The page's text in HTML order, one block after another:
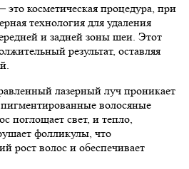
косметическая процедура, при
технология для удаления
и задней зоны шеи. Этот
результат, оставляя
лазерный луч проникает
волосяные
поглощает свет, и тепло,
фолликулы, что
рост волос и обеспечивает